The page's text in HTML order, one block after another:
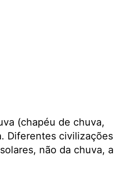
(chapéu de chuva,
Diferentes civilizações
não da chuva, a